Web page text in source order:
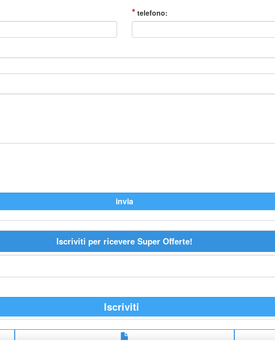
* telefono:
Iscriviti per ricevere Super Offerte!
Iscriviti